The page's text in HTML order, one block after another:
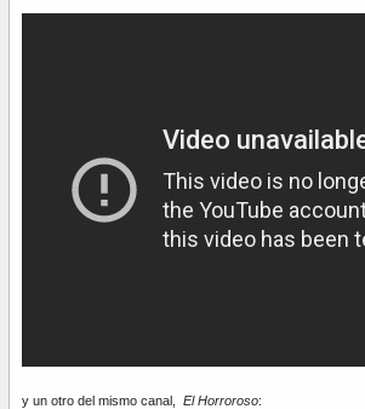
y un otro del mismo canal, El Horroroso: